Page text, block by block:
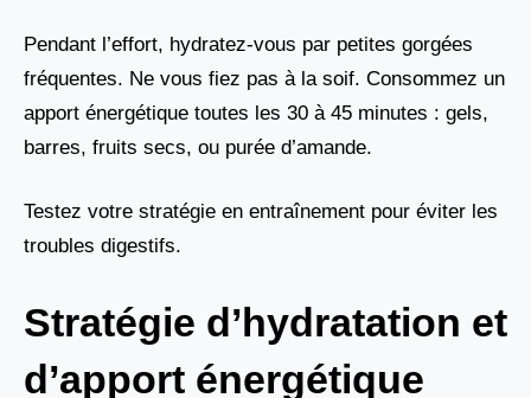
Pendant l’effort, hydratez-vous par petites gorgées
fréquentes. Ne vous fiez pas à la soif. Consommez un
apport énergétique toutes les 30 à 45 minutes : gels,
barres, fruits secs, ou purée d’amande.
Testez votre stratégie en entraînement pour éviter les
troubles digestifs.
Stratégie d’hydratation et
d’apport énergétique